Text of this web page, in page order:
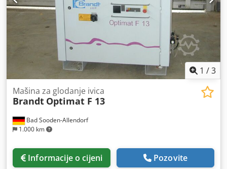
1 /3
Bad Sooden-Allendorf
1.000 km
Mašina za glodanje ivica
Brandt Optimat F 13
Informacije o cijeni Pozovite